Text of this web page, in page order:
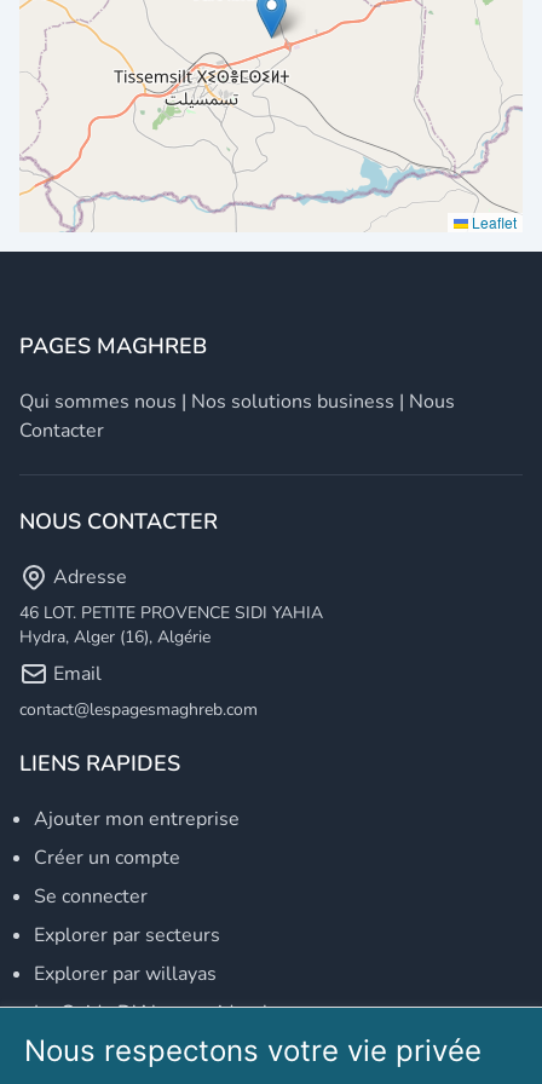
Leaflet
PAGES MAGHREB
Qui sommes nous | Nos solutions business | Nous
Contacter
NOUS CONTACTER
Adresse
46 LOT. PETITE PROVENCE SIDI YAHIA
Hydra, Alger (16), Algérie
Email
contact@lespagesmaghreb.com
LIENS RAPIDES
Ajouter mon entreprise
Créer un compte
Se connecter
Explorer par secteurs
Explorer par willayas
Le Guide D'Alger, guide-alger.com
NOS RÉSEAUX SOCIAUX
Nous respectons votre vie privée